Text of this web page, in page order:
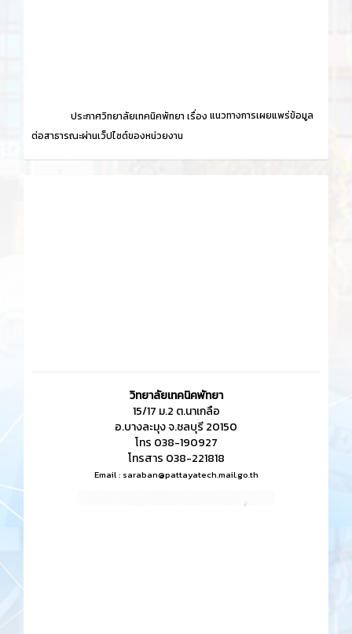
ประกาศวิทยาลัยเทคนิคพัทยา เรื่อง แนวทางการเผยแพร่ข้อมูล
ต่อสาธารณะผ่านเว็ปไซต์ของหน่วยงาน
วิทยาลัยเทคนิคพัทยา
15/17 ม.2 ต.นาเกลือ
อ.บางละมุง จ.ชลบุรี 20150
โทร 038-190927
โทรสาร 038-221818
Email : saraban@pattayatech.mail.go.th